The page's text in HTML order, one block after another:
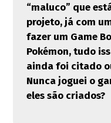
“maluco” que
projeto, já com
fazer um Game
Pokémon, tudo
ainda foi citado
Nunca joguei o
eles são criados?